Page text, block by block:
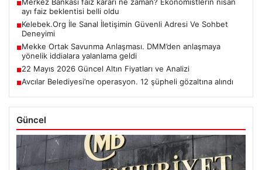
■
ayı faiz beklentisi belli oldu
■Kelebek.Org İle Sanal İletişimin Güvenli Adresi Ve Sohbet
Deneyimi
■Mekke Ortak Savunma Anlaşması. DMM’den anlaşmaya
yönelik iddialara yalanlama geldi
■22 Mayıs 2026 Güncel Altın Fiyatları ve Analizi
■Avcılar Belediyesi’ne operasyon. 12 şüpheli gözaltına alındı
Güncel